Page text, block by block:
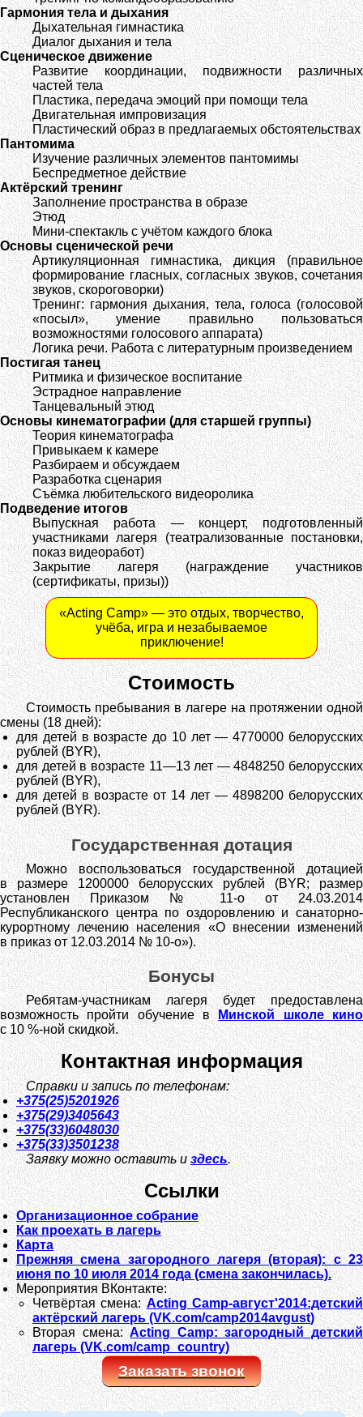
Гармония тела и дыхания
Дыхательная гимнастика
Диалог дыхания и тела
Сценическое движение
Развитие координации, подвижности различных
частей тела
Пластика, передача эмоций при помощи тела
Двигательная импровизация
Пластический образ в предлагаемых обстоятельствах
Пантомима
Изучение различных элементов пантомимы
Беспредметное действие
Актёрский тренинг
Заполнение пространства в образе
Этюд
Мини-спектакль с учётом каждого блока
Основы сценической речи
Артикуляционная гимнастика, дикция (правильное
формирование гласных, согласных звуков, сочетания
звуков, скороговорки)
Тренинг: гармония дыхания, тела, голоса (голосовой
«посыл», умение правильно пользоваться
возможностями голосового аппарата)
Логика речи. Работа с литературным произведением
Постигая танец
Ритмика и физическое воспитание
Эстрадное направление
Танцевальный этюд
Основы кинематографии (для старшей группы)
Теория кинематографа
Привыкаем к камере
Разбираем и обсуждаем
Разработка сценария
Съёмка любительского видеоролика
Подведение итогов
Выпускная работа — концерт, подготовленный
участниками лагеря (театрализованные постановки,
показ видеоработ)
Закрытие лагеря (награждение участников
(сертификаты, призы))
«Acting Camp» — это отдых, творчество,
учёба, игра и незабываемое
приключение!
Стоимость
Стоимость пребывания в лагере на протяжении одной
смены (18 дней):
для детей в возрасте до 10 лет — 4770000 белорусских
рублей (BYR),
для детей в возрасте 11—13 лет — 4848250 белорусских
рублей (BYR),
для детей в возрасте от 14 лет — 4898200 белорусских
рублей (BYR).
Государственная дотация
Можно воспользоваться государственной дотацией
в размере 1200000 белорусских рублей (BYR; размер
установлен Приказом № 11-о от 24.03.2014
Республиканского центра по оздоровлению и санаторно-
курортному лечению населения «О внесении изменений
в приказ от 12.03.2014 № 10-о»).
Бонусы
Ребятам-участникам лагеря будет предоставлена
возможность пройти обучение вМинской школе кино
с 10 %-ной скидкой.
Контактная информация
Справки и запись по телефонам:
+375(25)5201926
+375(29)3405643
+375(33)6048030
+375(33)3501238
Заявку можно оставить издесь.
Ссылки
Организационное собрание
Как проехать в лагерь
Карта
Прежняя смена загородного лагеря (вторая): с23
июняпо10 июля 2014 года(смена закончилась).
Мероприятия ВКонтакте:
Четвёртая смена:Acting Camp-август'2014:детский
актёрский лагерь (VK.com/camp2014avgust)
Вторая смена:Acting Camp: загородный детский
лагерь (VK.com/camp_country)
Заказать звонок